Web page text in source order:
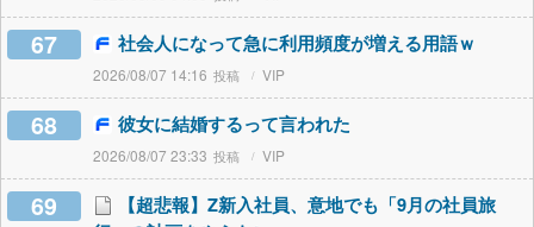
67 社会人になって急に利用頻度が増える用語ｗ
2026/08/07 14:16 VIP
68 彼女に結婚するって言われた
2026/08/07 23:33 VIP
69
【超悲報】Z新入社員、意地でも「9月の社員旅